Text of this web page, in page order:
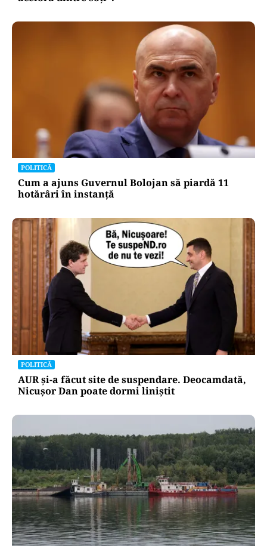
POLITICĂ
Cum a ajuns Guvernul Bolojan să piardă 11
hotărâri în instanță
POLITICĂ
AUR și-a făcut site de suspendare. Deocamdată,
Nicușor Dan poate dormi liniștit